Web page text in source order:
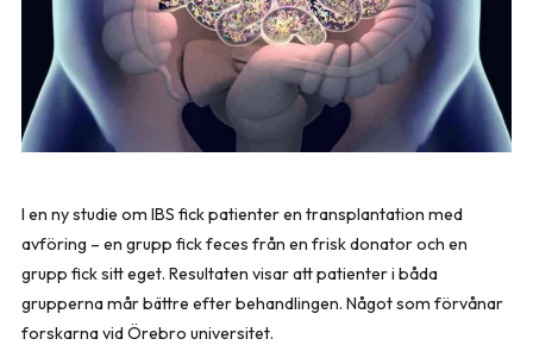
I en ny studie om IBS fick patienter en transplantation med
avföring – en grupp fick feces från en frisk donator och en
grupp fick sitt eget. Resultaten visar att patienter i båda
grupperna mår bättre efter behandlingen. Något som förvånar
forskarna vid Örebro universitet.